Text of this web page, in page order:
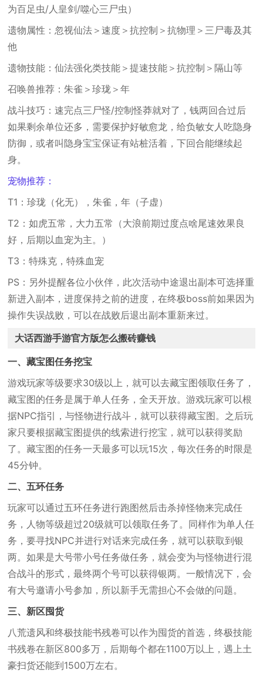
为百足虫/人皇剑/噬心三尸虫）
遗物属性：忽视仙法＞速度＞抗控制＞抗物理＞三尸毒及其
他
遗物技能：仙法强化类技能＞提速技能＞抗控制＞隔山等
召唤兽推荐：朱雀＞珍珑＞年
战斗技巧：速完点三尸怪/控制怪莽就对了，钱两回合过后
如果剩余单位还多，需要保护好敏愈龙，给负敏女人吃隐身
防御，或者叫隐身宝宝保证有站桩活着，下回合能继续起
身。
宠物推荐：
T1：珍珑（化无），朱雀，年（子虚）
T2：如虎五常，大力五常（大浪前期过度点啥尾速效果良
好，后期以血宠为主。）
T3：特殊克，特殊血宠
PS：另外提醒各位小伙伴，此次活动中途退出副本可选择重
新进入副本，进度保持之前的进度，在终极boss前如果因为
操作失误战败，可以在战败后退出副本重新来过。
大话西游手游官方版怎么搬砖赚钱
一、藏宝图任务挖宝
游戏玩家等级要求30级以上，就可以去藏宝图领取任务了，
藏宝图的任务是属于单人任务，全天开放。游戏玩家可以根
据NPC指引，与怪物进行战斗，就可以获得藏宝图。之后玩
家只要根据藏宝图提供的线索进行挖宝，就可以获得奖励
了。藏宝图的任务一天最多可以玩15次，每次任务的时限是
45分钟。
二、五环任务
玩家可以通过五环任务进行跑图然后击杀掉怪物来完成任
务，人物等级超过20级就可以领取任务了。同样作为单人任
务，要寻找NPC并进行对话来完成任务，就可以获取到银
两。如果是大号带小号任务做任务，就会变为与怪物进行混
合战斗的形式，最终两个号可以获得银两。一般情况下，会
有大号邀请小号参加，所以新手无需担心不会做的问题。
三、新区囤货
八荒遗风和终极技能书残卷可以作为囤货的首选，终极技能
书残卷在新区800多万，后期每个都在1100万以上，遇上土
豪扫货还能到1500万左右。